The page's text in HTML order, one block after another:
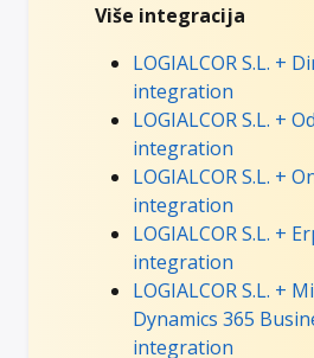
Više integracija
LOGIALCOR S.L. +
integration
LOGIALCOR S.L. +
integration
LOGIALCOR S.L. +
integration
LOGIALCOR S.L. +
integration
LOGIALCOR S.L. +
Dynamics 365
integration